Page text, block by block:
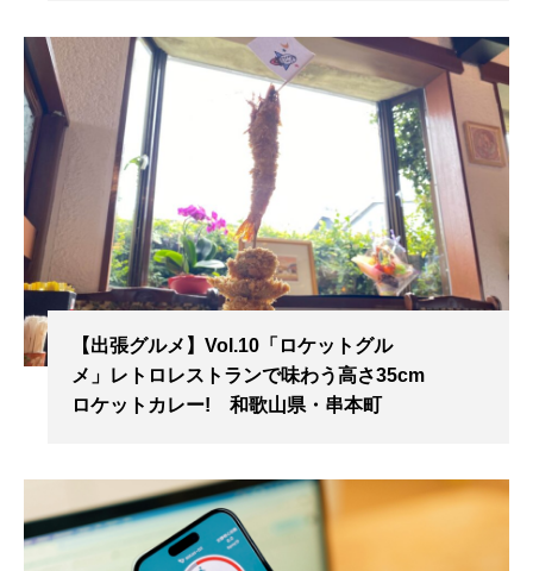
【出張グルメ】Vol.10「ロケットグル
メ」レトロレストランで味わう高さ35cm
ロケットカレー! 和歌山県・串本町